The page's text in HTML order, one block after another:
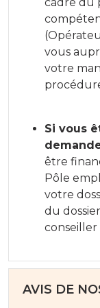
vous
votre
Si vous
être
Pôle
votre
du
conseiller
AVIS DE